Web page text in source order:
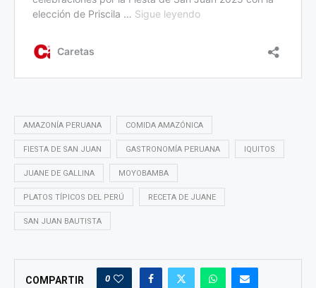
AMAZONÍA PERUANA COMIDA AMAZÓNICA
FIESTA DE SAN JUAN GASTRONOMÍA PERUANA IQUITOS
JUANE DE GALLINA MOYOBAMBA
PLATOS TÍPICOS DEL PERÚ RECETA DE JUANE
SAN JUAN BAUTISTA
COMPARTIR 0